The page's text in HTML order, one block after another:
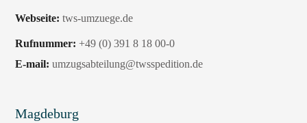
Webseite: tws-umzuege.de
Rufnummer: +49 (0) 391 8 18 00-0
E-mail: umzugsabteilung@twsspedition.de
Magdeburg